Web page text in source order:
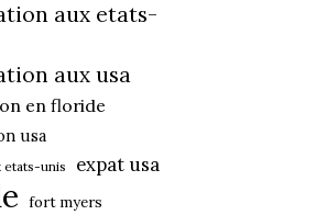
aux etats-
aux usa
en floride
usa
etats-unis expat usa
fort myers